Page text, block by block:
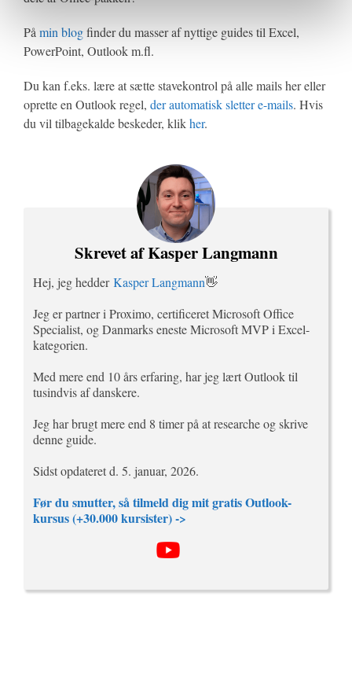
Påmin blogfinder du masser af nyttige guides til Excel,
PowerPoint, Outlook m.fl.
Du kan f.eks. lære at sætte stavekontrol på alle mails her eller
oprette en Outlook regel, der automatisk sletter e-mails. Hvis
du vil tilbagekalde beskeder, klikher.
Skrevet af Kasper Langmann
Hej, jeg hedderKasper Langmann👋
Jeg er partner i Proximo, certificeret Microsoft Office
Specialist, og Danmarks eneste Microsoft MVP i Excel-
kategorien.
Med mere end 10 års erfaring, har jeg lært Outlook til
tusindvis af danskere.
Jeg har brugt mere end 8 timer på at researche og skrive
denne guide.
Sidst opdateret d. 5. januar, 2026.
Før du smutter, så tilmeld dig mit gratis Outlook-
kursus (+30.000 kursister) ->